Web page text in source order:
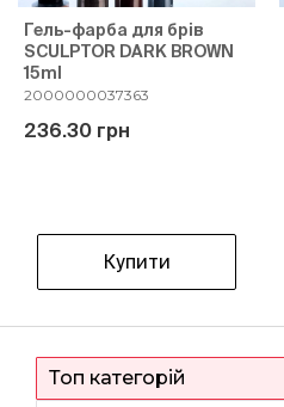
Гель-фарба для брів
SCULPTOR DARK BROWN
15ml
2000000037363
236.30 грн
Купити
Топ категорій